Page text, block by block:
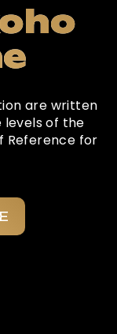
are written
levels of the
Reference for